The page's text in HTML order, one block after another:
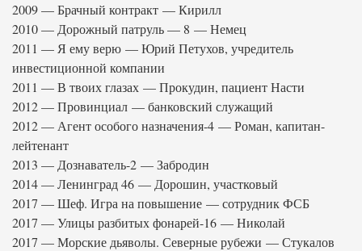
2009 — Брачный контракт — Кирилл
2010 — Дорожный патруль — 8 — Немец
2011 — Я ему верю — Юрий Петухов, учредитель
инвестиционной компании
2011 — В твоих глазах — Прокудин, пациент Насти
2012 — Провинциал — банковский служащий
2012 — Агент особого назначения-4 — Роман, капитан-
лейтенант
2013 — Дознаватель-2 — Забродин
2014 — Ленинград 46 — Дорошин, участковый
2017 — Шеф. Игра на повышение — сотрудник ФСБ
2017 — Улицы разбитых фонарей-16 — Николай
2017 — Морские дьяволы. Северные рубежи — Стукалов